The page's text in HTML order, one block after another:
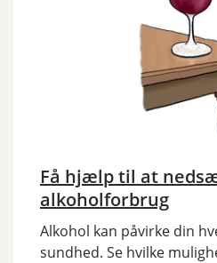
Få hjælp til at
alkoholforbrug
Alkohol kan påvirke din
sundhed. Se hvilke